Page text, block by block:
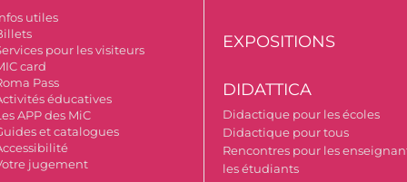
utiles
pour les visiteurs
card
Pass
éducatives
APP des MiC
et catalogues
jugement
EXPOSITIONS
DIDATTICA
Didactique pour les écoles
Didactique pour tous
Rencontres pour les
les étudiants